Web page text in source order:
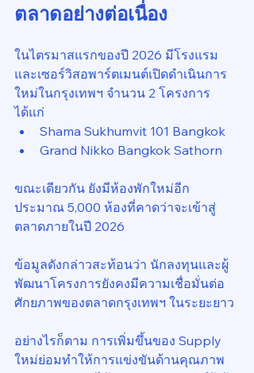
ตลาดอย่างต่อเนื่อง
ในไตรมาสแรกของปี 2026 มีโรงแรม
และเซอร์วิสอพาร์ตเมนต์เปิดดำเนินการ
ใหม่ในกรุงเทพฯ จำนวน 2 โครงการ
ได้แก่
Shama Sukhumvit 101 Bangkok
Grand Nikko Bangkok Sathorn
ขณะเดียวกัน ยังมีห้องพักใหม่อีก
ประมาณ 5,000 ห้องที่คาดว่าจะเข้าสู่
ตลาดภายในปี 2026
ข้อมูลดังกล่าวสะท้อนว่า นักลงทุนและผู้
พัฒนาโครงการยังคงมีความเชื่อมั่นต่อ
ศักยภาพของตลาดกรุงเทพฯ ในระยะยาว
อย่างไรก็ตาม การเพิ่มขึ้นของ Supply
ใหม่ย่อมทำให้การแข่งขันด้านคุณภาพ